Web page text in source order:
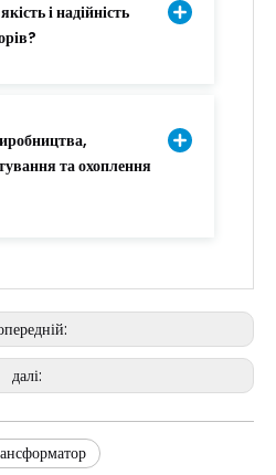
і надійність
та охоплення
далі: